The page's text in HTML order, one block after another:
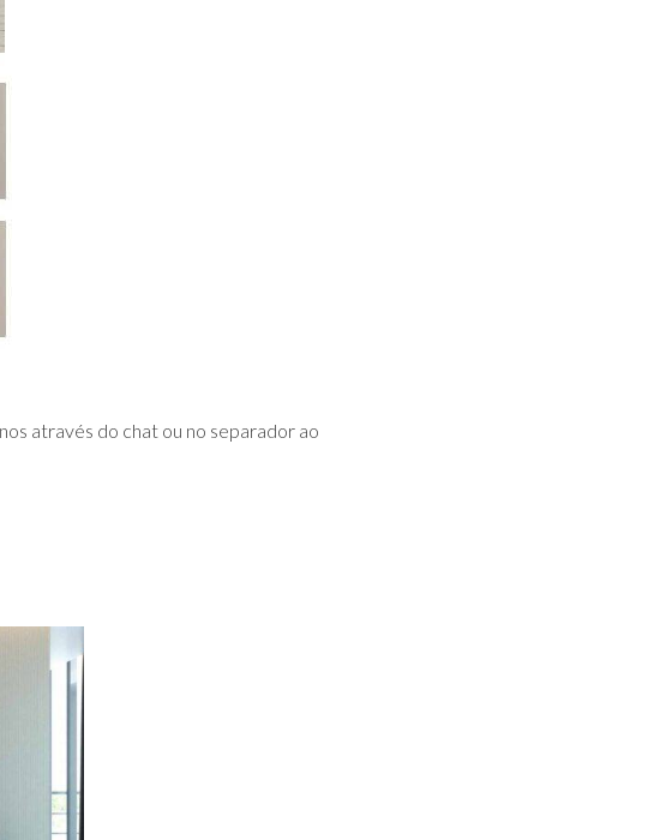
através do chat ou no separador ao